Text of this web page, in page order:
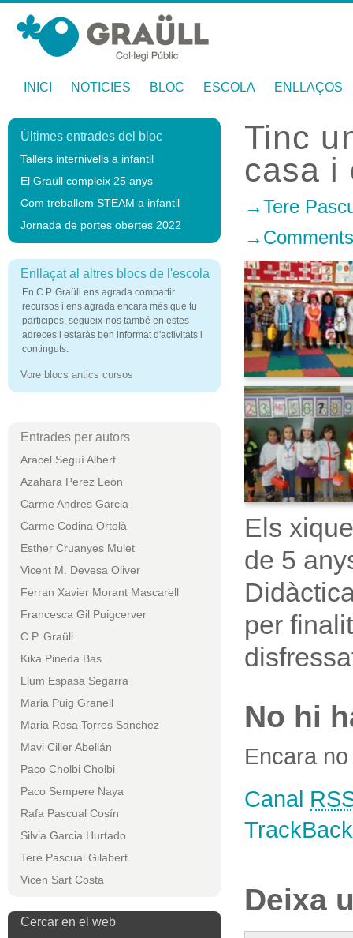
INICI NOTICIES BLOC ESCOLA ENLLAÇOS
Últimes entrades del bloc
Tallers internivells a infantil
El Graüll compleix 25 anys
Com treballem STEAM a infantil
Jornada de portes obertes 2022
Enllaçat al altres blocs de l'escola
En C.P. Graüll ens agrada compartir
recursos i ens agrada encara més que tu
participes, segueix-nos també en estes
adreces i estaràs ben informat d'activitats i
continguts.
Vore blocs antics cursos
Entrades per autors
Aracel Seguí Albert
Azahara Perez León
Carme Andres Garcia
Carme Codina Ortolà
Esther Cruanyes Mulet
Vicent M. Devesa Oliver
Ferran Xavier Morant Mascarell
Francesca Gil Puigcerver
C.P. Graüll
Kika Pineda Bas
Llum Espasa Segarra
Maria Puig Granell
Maria Rosa Torres Sanchez
Mavi Ciller Abellán
Paco Cholbi Cholbi
Paco Sempere Naya
Rafa Pascual Cosín
Silvia Garcia Hurtado
Tere Pascual Gilabert
Vicen Sart Costa
Cercar en el web
Tinc
casa i
Tere
Els
de 5
per
No hi
Encara
Canal
Deixa